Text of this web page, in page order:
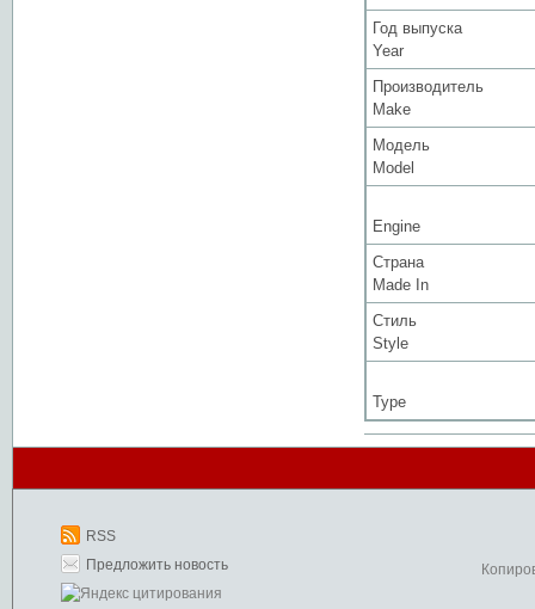
Год выпуска
Year
Производитель
Make
Модель
Model
Engine
Страна
Made In
Стиль
Style
Type
RSS
Предложить новость